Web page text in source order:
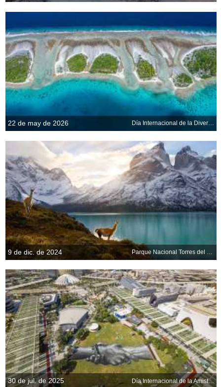
22 de may de 2026 Día Internacional de la Diversidad Biológica
9 de dic. de 2024 Parque Nacional Torres del Paine, Chile
30 de jul. de 2025 Día Internacional de la Amistad